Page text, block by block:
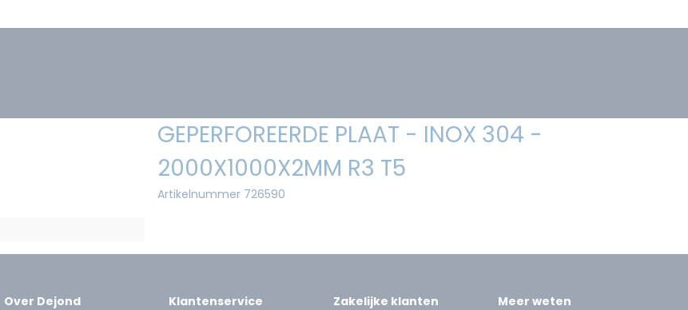
GEPERFOREERDE PLAAT - INOX 304 -
2000X1000X2MM R3 T5
Artikelnummer 726590
Over Dejond
Klantenservice
Zakelijke klanten
Meer weten